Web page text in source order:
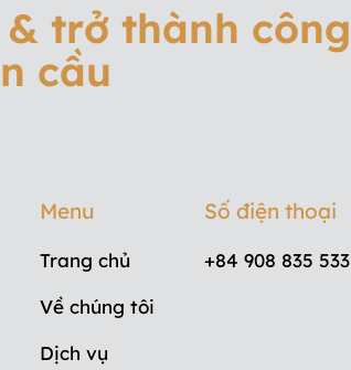
trở thành công
cầu
Menu
Trang chủ
Về chúng tôi
Dịch vụ
Số điện thoại
+84 908 835 533